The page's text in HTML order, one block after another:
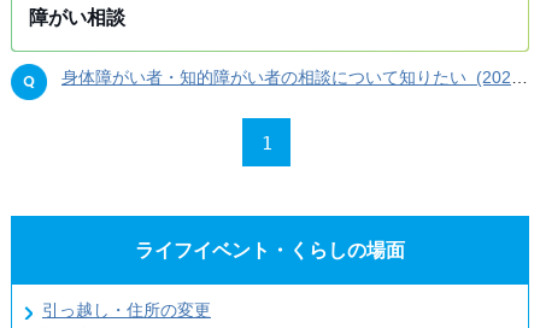
障がい相談
身体障がい者・知的障がい者の相談について知りたい (2025年09月11日)
1
ライフイベント・くらしの場面
引っ越し・住所の変更